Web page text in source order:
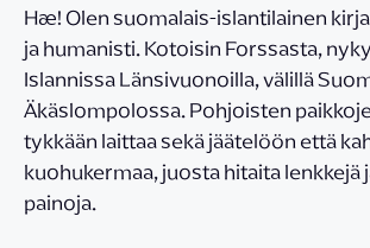
Hæ! Olen suomalais-islantilainen
ja humanisti. Kotoisin Forssasta,
Islannissa Länsivuonoilla, välillä
Äkäslompolossa. Pohjoisten
tykkään laittaa sekä jäätelöön että
kuohukermaa, juosta hitaita lenkkejä
painoja.